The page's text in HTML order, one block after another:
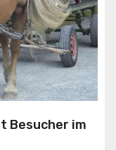
Besucher im